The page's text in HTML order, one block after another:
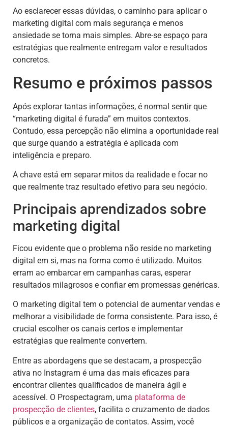
Ao esclarecer essas dúvidas, o caminho para aplicar o
marketing digital com mais segurança e menos
ansiedade se torna mais simples. Abre-se espaço para
estratégias que realmente entregam valor e resultados
concretos.
Resumo e próximos passos
Após explorar tantas informações, é normal sentir que
“marketing digital é furada” em muitos contextos.
Contudo, essa percepção não elimina a oportunidade real
que surge quando a estratégia é aplicada com
inteligência e preparo.
A chave está em separar mitos da realidade e focar no
que realmente traz resultado efetivo para seu negócio.
Principais aprendizados sobre
marketing digital
Ficou evidente que o problema não reside no marketing
digital em si, mas na forma como é utilizado. Muitos
erram ao embarcar em campanhas caras, esperar
resultados milagrosos e confiar em promessas genéricas.
O marketing digital tem o potencial de aumentar vendas e
melhorar a visibilidade de forma consistente. Para isso, é
crucial escolher os canais certos e implementar
estratégias que realmente convertem.
Entre as abordagens que se destacam, a prospecção
ativa no Instagram é uma das mais eficazes para
encontrar clientes qualificados de maneira ágil e
acessível. O Prospectagram, uma plataforma de
prospecção de clientes, facilita o cruzamento de dados
públicos e a organização de contatos. Assim, você